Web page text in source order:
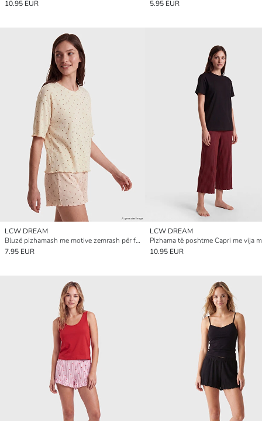
10.95 EUR 5.95 EUR
LCW DREAM
Bluzë pizhamash me motive zemrash për femra
7.95 EUR
LCW DREAM
10.95 EUR